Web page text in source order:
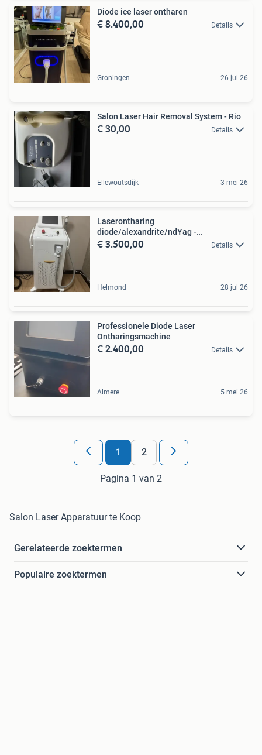
Diode ice laser ontharen
€ 8.400,00 Details
Groningen 26 jul 26
Salon Laser Hair Removal System - Rio
€ 30,00 Details
Ellewoutsdijk 3 mei 26
Laserontharing
diode/alexandrite/ndYag -
Professioneel
€ 3.500,00 Details
Helmond 28 jul 26
Professionele Diode Laser
Ontharingsmachine
€ 2.400,00 Details
Almere 5 mei 26
1 2
Pagina 1 van 2
Salon Laser Apparatuur te Koop
Gerelateerde zoektermen
Populaire zoektermen